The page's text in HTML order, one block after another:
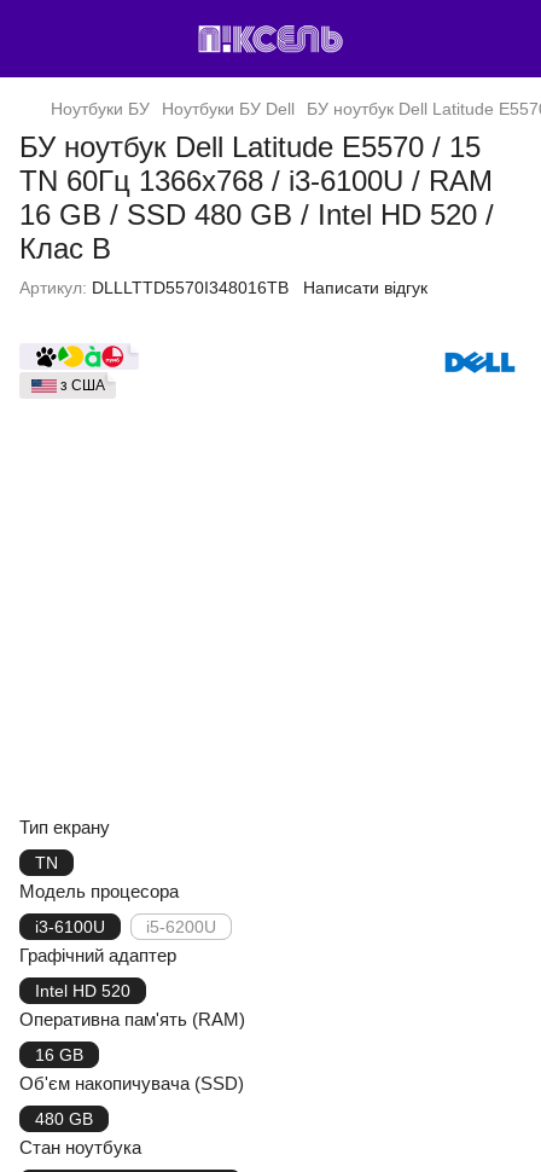
Ноутбуки БУ Ноутбуки БУ Dell БУ ноутбук Dell Latitude
БУ ноутбук Dell Latitude E5570 / 15
TN 60Гц 1366x768 / i3-6100U / RAM
16 GB / SSD 480 GB / Intel HD 520 /
Клас B
Артикул: DLLLTTD5570I348016TB Написати відгук
з США
Тип екрану
TN
Модель процесора
i3-6100U i5-6200U
Графічний адаптер
Intel HD 520
Оперативна пам'ять (RAM)
16 GB
Об'єм накопичувача (SSD)
480 GB
Стан ноутбука